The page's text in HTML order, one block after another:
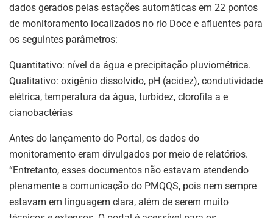
dados gerados pelas estações automáticas em 22 pontos
de monitoramento localizados no rio Doce e afluentes para
os seguintes parâmetros:
Quantitativo: nível da água e precipitação pluviométrica.
Qualitativo: oxigênio dissolvido, pH (acidez), condutividade
elétrica, temperatura da água, turbidez, clorofila a e
cianobactérias
Antes do lançamento do Portal, os dados do
monitoramento eram divulgados por meio de relatórios.
“Entretanto, esses documentos não estavam atendendo
plenamente a comunicação do PMQQS, pois nem sempre
estavam em linguagem clara, além de serem muito